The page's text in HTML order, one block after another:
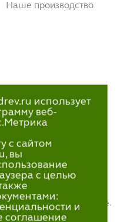
Наше производство
в Петрозаводске.
использует
веб-
с сайтом
вы
с целью
и
соглашение